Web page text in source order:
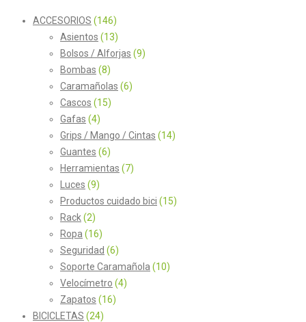
ACCESORIOS (146)
Asientos (13)
Bolsos / Alforjas (9)
Bombas (8)
Caramañolas (6)
Cascos (15)
Gafas (4)
Grips / Mango / Cintas (14)
Guantes (6)
Herramientas (7)
Luces (9)
Productos cuidado bici (15)
Rack(2)
Ropa (16)
Seguridad (6)
Soporte Caramañola (10)
Velocímetro (4)
Zapatos (16)
BICICLETAS (24)